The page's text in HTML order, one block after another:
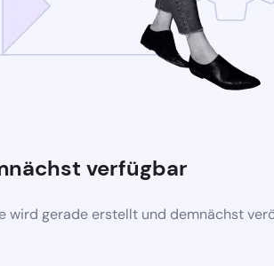
verfügbar
wird gerade erstellt und demnächst